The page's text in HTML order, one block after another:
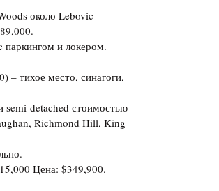
около Lebovic
паркингом и локером.
– тихое место, синагоги,
semi-detached стоимостью
Richmond Hill, King
Цена: $349,900.